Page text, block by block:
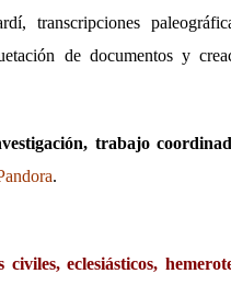
transcripciones
de documentos y
trabajo
.
eclesiásticos,